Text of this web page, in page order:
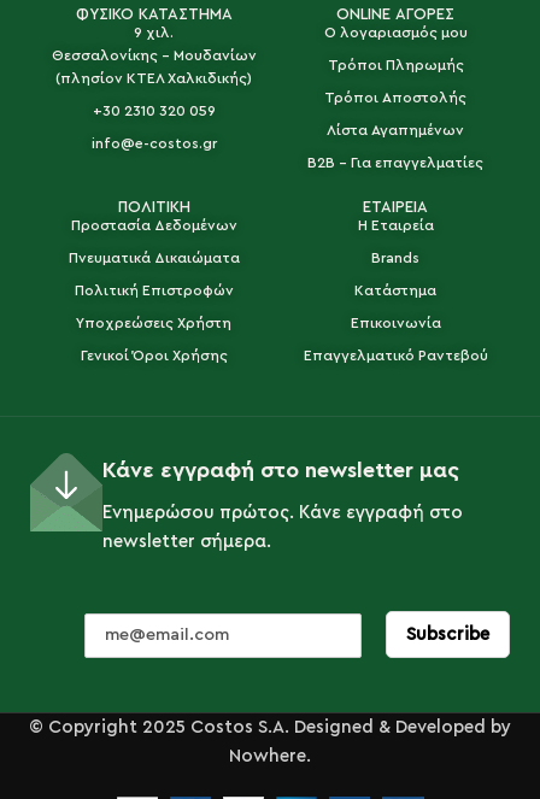
ΦΥΣΙΚΟ ΚΑΤΑΣΤΗΜΑ
9 χιλ.
Θεσσαλονίκης - Μουδανίων
(πλησίον ΚΤΕΛ Χαλκιδικής)
+30 2310 320 059
info@e-costos.gr
ONLINE ΑΓΟΡΕΣ
Ο λογαριασμός μου
Τρόποι Πληρωμής
Τρόποι Αποστολής
Λίστα Αγαπημένων
B2B - Για επαγγελματίες
ΠΟΛΙΤΙΚΗ
Προστασία Δεδομένων
Πνευματικά Δικαιώματα
Πολιτική Επιστροφών
Υποχρεώσεις Χρήστη
Γενικοί Όροι Χρήσης
ΕΤΑΙΡΕΙΑ
Η Εταιρεία
Brands
Κατάστημα
Επικοινωνία
Επαγγελματικό Ραντεβού
Κάνε εγγραφή στο newsletter μας
Ενημερώσου πρώτος. Κάνε εγγραφή στο
newsletter σήμερα.
© Copyright 2025 Costos S.A. Designed & Developed by
Nowhere.